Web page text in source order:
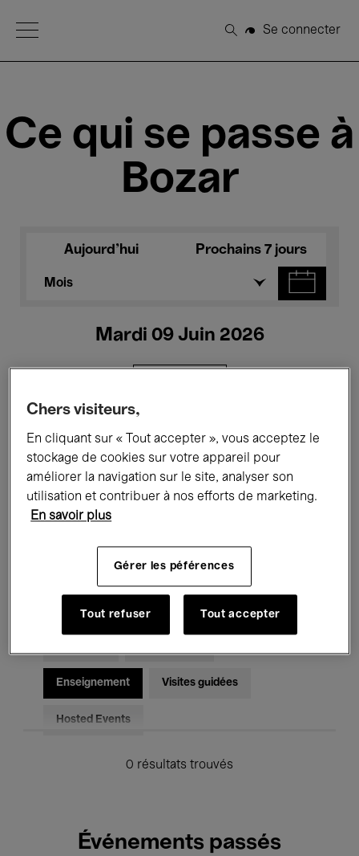
Open Menu
Rechercher
Se connecter
Ce qui se passe à
Bozar
Aujourd'hui Prochains 7 jours
Mois
Mardi 09 Juin 2026
Tous les événements Concerts
Expositions Performances
Rencontres & Débats
Musique classique Global Music
Enseignement Visites guidées
Hosted Events
0 résultats trouvés
Événements passés
Chers visiteurs,
En cliquant sur « Tout accepter », vous acceptez le
stockage de cookies sur votre appareil pour
améliorer la navigation sur le site, analyser son
utilisation et contribuer à nos efforts de marketing.
En savoir plus
Gérer les péférences
Tout refuser Tout accepter